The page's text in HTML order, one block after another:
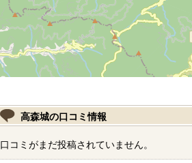
高森城の口コミ情報
口コミがまだ投稿されていません。